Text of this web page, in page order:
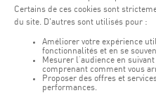
Infrarot-Sauna und
das HPTRC über einen
Infrarotkabine mit
Whirlpool..